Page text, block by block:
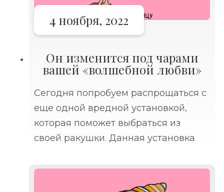
4 ноября, 2022
Он изменится под чарами
вашей «волшебной любви»
Сегодня попробуем распрощаться с
еще одной вредной установкой,
которая поможет выбраться из
своей ракушки. Данная установка
вариация: «Он передумает».
Например, мужчина до 45 лет